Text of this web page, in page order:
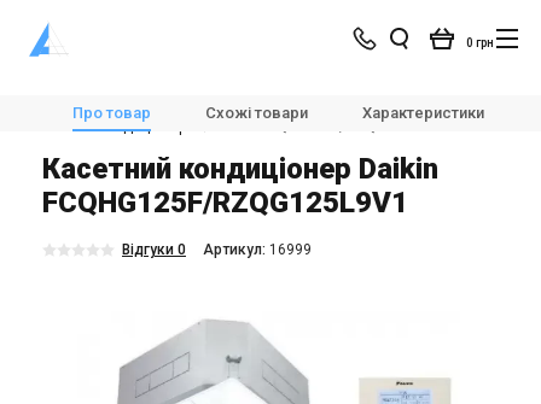
0 грн
Магазин Кондиціонування
Кондиціонери і спліт-системи
Касетні кондиціонери
Про товар Схожі товари Характеристики
Касетний кондиціонер Daikin
FCQHG125F/RZQG125L9V1
Відгуки 0 Aртикул: 16999